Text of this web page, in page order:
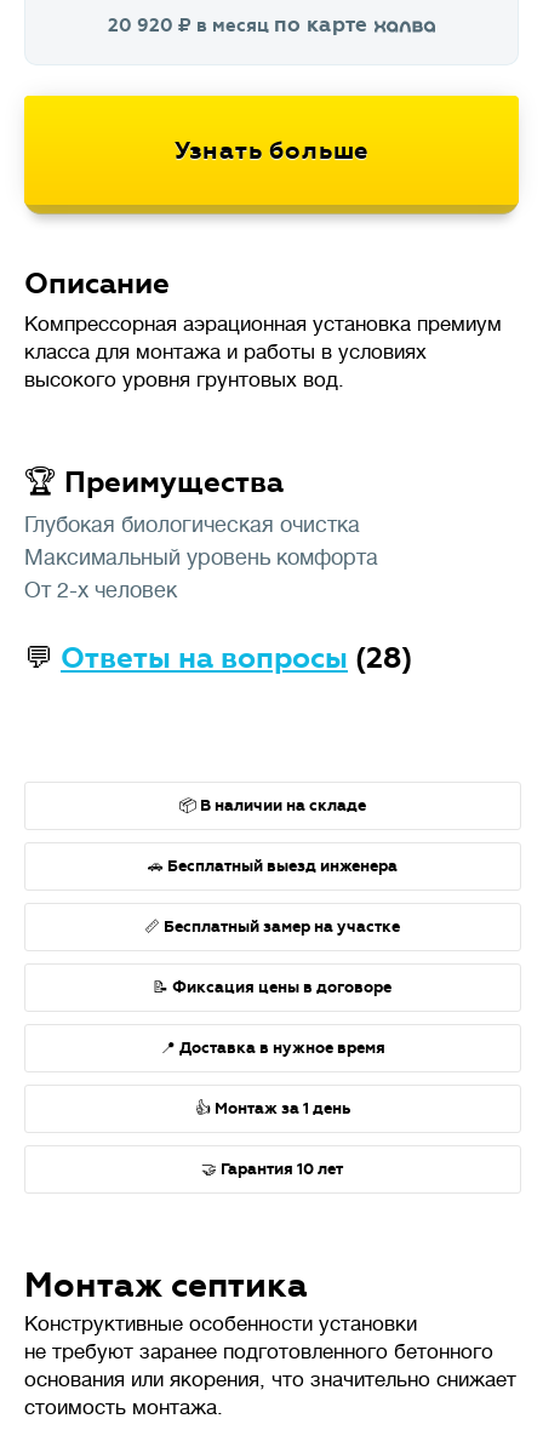
20 920 в месяц по карте
Описание
Компрессорная аэрационная установка премиум
класса для монтажа и работы в условиях
высокого уровня грунтовых вод.
🏆 Преимущества
Глубокая биологическая очистка
Максимальный уровень комфорта
От 2-х человек
💬 Ответы на вопросы (28)
📦 В наличии на складе
🚗 Бесплатный выезд инженера
📏 Бесплатный замер на участке
📝 Фиксация цены в договоре
📍 Доставка в нужное время
👍 Монтаж за 1 день
🤝 Гарантия 10 лет
Монтаж септика
Конструктивные особенности установки
не требуют заранее подготовленного бетонного
основания или якорения, что значительно снижает
стоимость монтажа.